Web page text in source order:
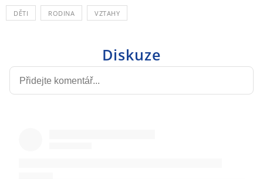
DĚTI RODINA VZTAHY
Diskuze